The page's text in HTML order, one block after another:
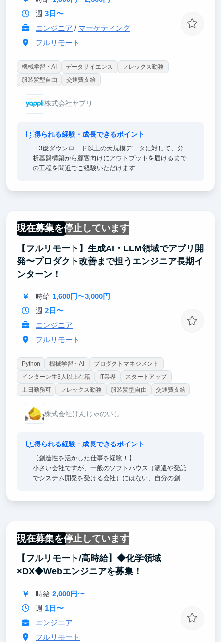
週 3日〜
エンジニア / マーケティング
フルリモート
機械学習・AI データサイエンス
フレックス勤務
服装髪型自由
交通費支給
株式会社ヤプリ
得られる経験・成長できるポイント
・3億ダウンロード以上の大規模データに対して、分
析基盤構築から顧客向けにアウトプットを届けるまで
の工程を間近でご経験いただけます
・経験を積みたい分野でインターン課題に取り組むこ
とができます
現在募集を停止しています
フルリモート
【フルリモート】生成AI・LLM領域でアプリ開
発〜プロダクト改善まで担うエンジニア長期イ
ンターン！
時給 1,600円〜3,000円
週 2日〜
エンジニア
フルリモート
Python 機械学習・AI
プロダクトマネジメント
インターン生3人以上在籍
IT業界
スタートアップ
土日勤務可
フレックス勤務 服装髪型自由 交通費支給
株式会社けんじゃのいし
得られる経験・成長できるポイント
【創造性を活かした仕事を経験！】
小さい会社ですが、一般のソフトハウス（派遣や受託
でシステム開発を受ける会社）にはない、自分の創造
【安心して生活できる社会を形成！】
当社の経営理念 - Missionは、Core Value「L・I・N・
K」～ITを繋げ、人と人を繋ぎ、未来へ繋ぐ～です。
日本を元気に、そして未来の人々が安心して生活でき
る。そんな環境を作りたいと考えています。
ぜひ、一緒に頑張りましょう！
現在募集を停止しています
フルリモート
【フルリモート/高時給】◆化学領域
×DX◆Webエンジニアを募集！
時給 2,000円〜
週 1日〜
エンジニア
フルリモート